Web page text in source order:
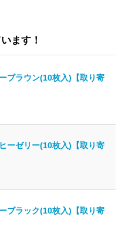
ます！
ブラウン(10枚入)【取り寄
ーゼリー(10枚入)【取り寄
ブラック(10枚入)【取り寄